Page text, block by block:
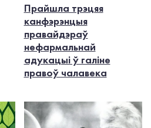
Прайшла трэцяя
канфэрэнцыя
правайдэраў
нефармальнай
адукацыі ў галіне
правоў чалавека